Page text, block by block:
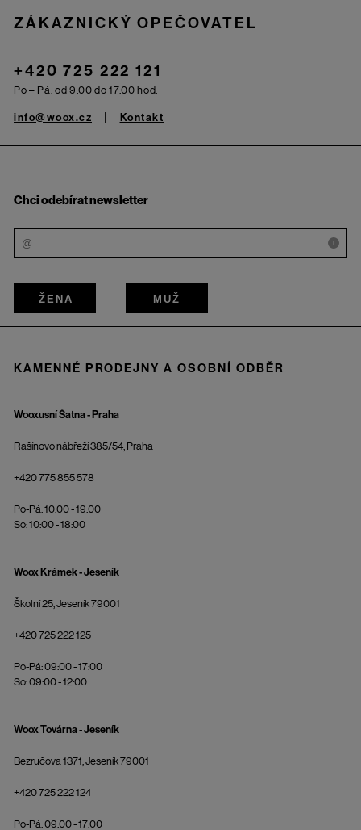
ZÁKAZNICKÝ OPEČOVATEL
+420 725 222 121
Po – Pá: od 9.00 do 17.00 hod.
info@woox.cz Kontakt
Chci odebírat newsletter
i
ŽENA MUŽ
KAMENNÉ PRODEJNY A OSOBNÍ ODBĚR
Wooxusní Šatna - Praha
Rašínovo nábřeží 385/54, Praha
+420 775 855 578
Po-Pá: 10:00 - 19:00
So: 10:00 - 18:00
Woox Krámek - Jeseník
Školní 25, Jeseník 79001
+420 725 222 125
Po-Pá: 09:00 - 17:00
So: 09:00 - 12:00
Woox Továrna - Jeseník
Bezručova 1371, Jeseník 79001
+420 725 222 124
Po-Pá: 09:00 - 17:00